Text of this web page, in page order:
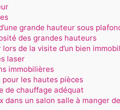
grande hauteur sous
des grandes hauteurs
de la visite d’un bien
laser
immobilières
les hautes pièces
de chauffage adéquat
dans un salon salle à manger